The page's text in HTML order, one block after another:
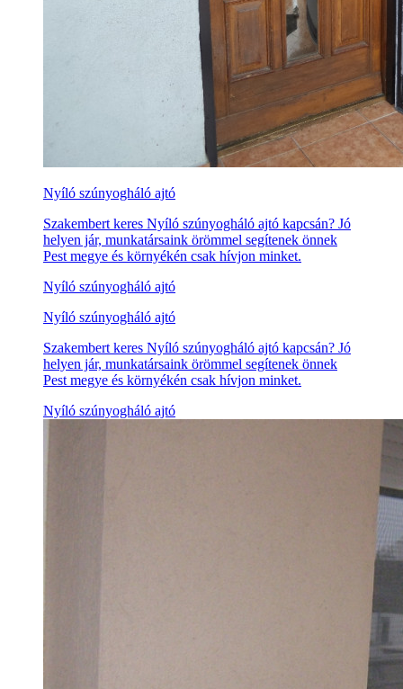
Nyíló szúnyogháló ajtó
Szakembert keres Nyíló szúnyogháló ajtó kapcsán? Jó
helyen jár, munkatársaink örömmel segítenek önnek
Pest megye és környékén csak hívjon minket.
Nyíló szúnyogháló ajtó
Nyíló szúnyogháló ajtó
Szakembert keres Nyíló szúnyogháló ajtó kapcsán? Jó
helyen jár, munkatársaink örömmel segítenek önnek
Pest megye és környékén csak hívjon minket.
Nyíló szúnyogháló ajtó